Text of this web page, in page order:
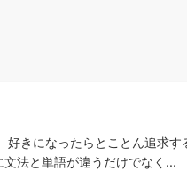
きになったらとことん追求
法と単語が違うだけでなく...